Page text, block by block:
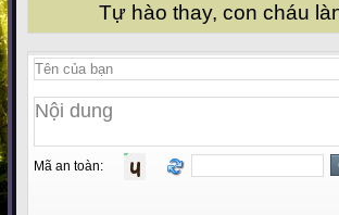
Tự hào thay, con cháu
Mã an toàn: